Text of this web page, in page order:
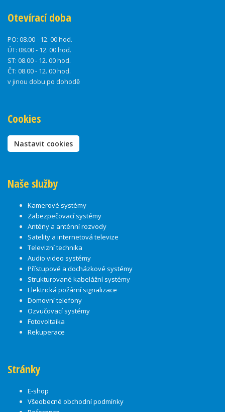
Otevírací doba
PO: 08.00 - 12. 00 hod.
ÚT: 08.00 - 12. 00 hod.
ST: 08.00 - 12. 00 hod.
ČT: 08.00 - 12. 00 hod.
v jinou dobu po dohodě
Cookies
Nastavit cookies
Naše služby
Kamerové systémy
Zabezpečovací systémy
Antény a anténní rozvody
Satelity a internetová televize
Televizní technika
Audio video systémy
Přístupové a docházkové systémy
Strukturované kabelážní systémy
Elektrická požární signalizace
Domovní telefony
Ozvučovací systémy
Fotovoltaika
Rekuperace
Stránky
E-shop
Všeobecné obchodní podmínky